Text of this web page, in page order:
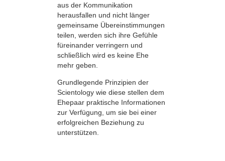
aus der Kommunikation
herausfallen und nicht länger
gemeinsame Übereinstimmungen
teilen, werden sich ihre Gefühle
füreinander verringern und
schließlich wird es keine Ehe
mehr geben.
Grundlegende Prinzipien der
Scientology wie diese stellen dem
Ehepaar praktische Informationen
zur Verfügung, um sie bei einer
erfolgreichen Beziehung zu
unterstützen.